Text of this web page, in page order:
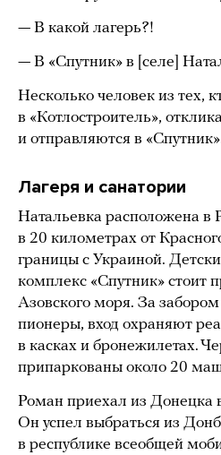
— В какой лагерь?!
— В «Спутник» в [селе]
Несколько человек из тех,
в «Котлостроитель»,
и отправляются в
Лагеря и санатории
Натальевка расположена в
в 20 километрах от
границы с Украиной.
комплекс «Спутник» стоит
Азовского моря. За
пионеры, вход охраняют
в касках и бронежилетах.
припаркованы около 20
Роман приехал из Донецка
Он успел выбраться из
в республике всеобщей